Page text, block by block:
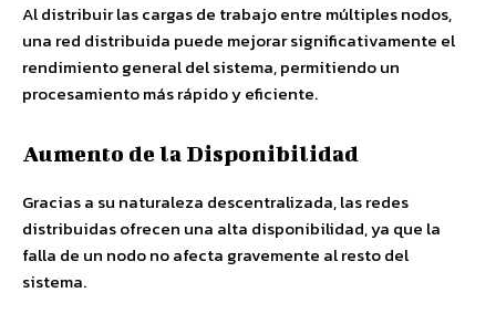
Al distribuir las cargas de trabajo entre múltiples nodos,
una red distribuida puede mejorar significativamente el
rendimiento general del sistema, permitiendo un
procesamiento más rápido y eficiente.
Aumento de la Disponibilidad
Gracias a su naturaleza descentralizada, las redes
distribuidas ofrecen una alta disponibilidad, ya que la
falla de un nodo no afecta gravemente al resto del
sistema.